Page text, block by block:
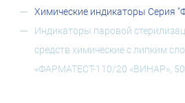
Химические индикаторы Серия
Индикаторы паровой
средств химические с липким
«ФАРМАТЕСТ-110/20 «ВИНАР»,